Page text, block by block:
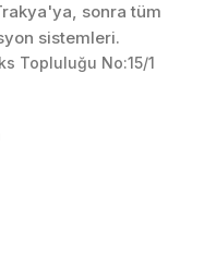
sonra tüm
sistemleri.
Topluluğu No:15/1